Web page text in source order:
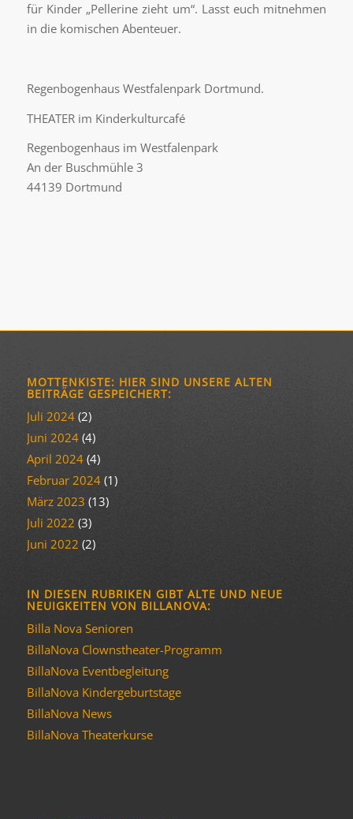
für Kinder „Pellerine zieht um“. Lasst euch mitnehmen
in die komischen Abenteuer.
Regenbogenhaus Westfalenpark Dortmund.
THEATER im Kinderkulturcafé
Regenbogenhaus im Westfalenpark
An der Buschmühle 3
44139 Dortmund
MOTTENKISTE: HIER SIND UNSERE ALTEN
BEITRÄGE GESPEICHERT:
Juli 2024(2)
Juni 2024(4)
April 2024(4)
Februar 2024(1)
März 2023 (13)
Juli 2022 (3)
Juni 2022 (2)
IN DIESEN RUBRIKEN GIBT ALTE UND NEUE
NEUIGKEITEN VON BILLANOVA:
Billa Nova Senioren
BillaNova Clownstheater-Programm
BillaNova Eventbegleitung
BillaNova Kindergeburtstage
BillaNova News
BillaNova Theaterkurse